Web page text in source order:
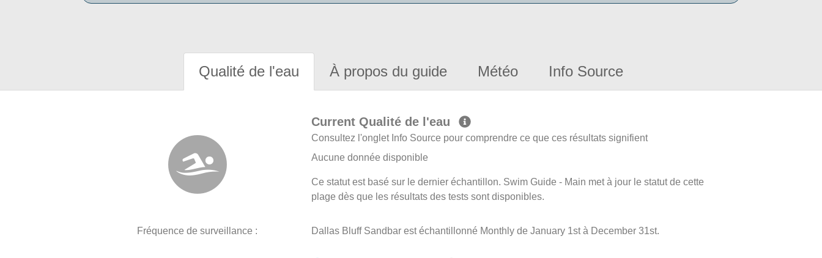
Qualité de l'eau À propos du guide Météo Info Source
Current Qualité de l'eau
Consultez l'onglet Info Source pour comprendre ce que ces résultats signifient
Aucune donnée disponible
Ce statut est basé sur le dernier échantillon. Swim Guide - Main met à jour le statut de cette
plage dès que les résultats des tests sont disponibles.
Fréquence de surveillance : Dallas Bluff Sandbar est échantillonné Monthly de January 1st à December 31st.